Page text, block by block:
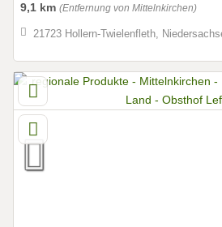
9,1 km (Entfernung von Mittelnkirchen)
21723 Hollern-Twielenfleth,